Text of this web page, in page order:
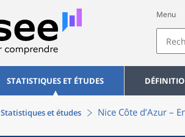
Menu
STATISTIQUES ET ÉTUDES
Statistiques et études Nice Côte d’Azur –